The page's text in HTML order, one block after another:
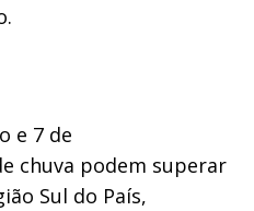
e 7 de
chuva podem superar
Sul do País,